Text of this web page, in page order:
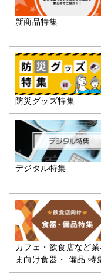
新商品特集
防災グッズ特集
デジタル特集
カフェ・飲食店など業
ま向け食器・ 備品 特